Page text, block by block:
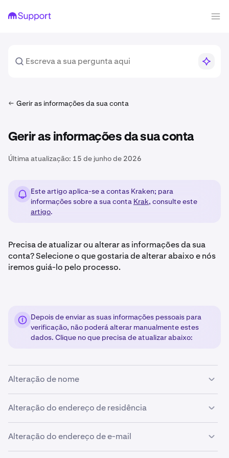
Gerir as informações da sua conta
Gerir as informações da sua conta
Última atualização: 15 de junho de 2026
Este artigo aplica-se a contas Kraken; para
informações sobre a sua conta Krak, consulte este
artigo.
Precisa de atualizar ou alterar as informações da sua
conta? Selecione o que gostaria de alterar abaixo e nós
iremos guiá-lo pelo processo.
Depois de enviar as suas informações pessoais para
verificação, não poderá alterar manualmente estes
dados. Clique no que precisa de atualizar abaixo:
Alteração de nome
Alteração de erro ou nome legal:
1 Inicie sessãoe aceda aoformulário de Obter
Alteração do endereço de residência
Deslocação:
Não são necessárias atualizações para depositar ou/e
Alteração do endereço de e-mail